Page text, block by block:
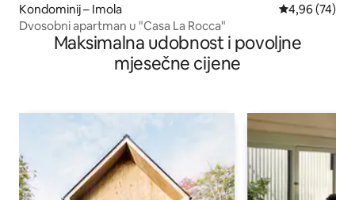
Kondominij – Imola Prosječna
4,96 (74)
Dvosobni apartman u "Casa La Rocca"
Maksimalna udobnost i povoljne
mjesečne cijene